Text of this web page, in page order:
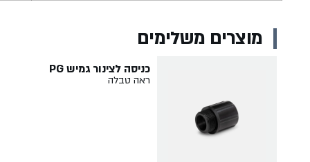
מוצרים משלימים
כניסה לצינור גמיש PG
ראה טבלה